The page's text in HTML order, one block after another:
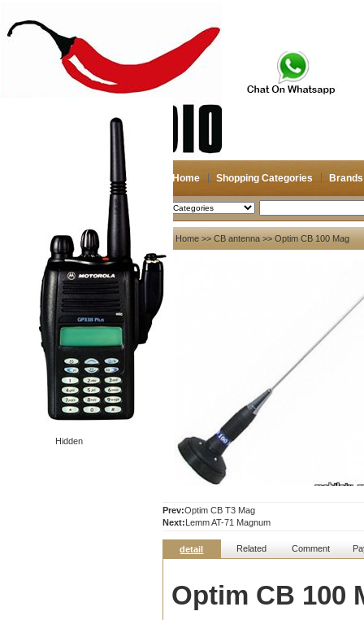
Home Shopping Categories Brands
2026-08-08 Search
Hidden
My account
Register
Login
Shopping Cart(0)
Compare Now(0)
Your Recent History
Home >> CB antenna >> Optim CB 100 Mag
Prev:Optim CB T3 Mag
Next:Lemm AT-71 Magnum
detail Related Comment
Optim CB 100